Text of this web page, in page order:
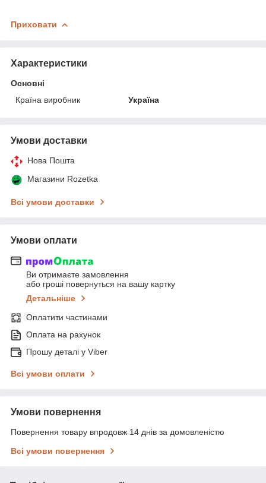
Приховати
Характеристики
Основні
Країна виробник
Україна
Умови доставки
Нова Пошта
Магазини Rozetka
Всі умови доставки
Умови оплати
Ви отримаєте замовлення
або гроші повернуться на вашу картку
Детальніше
Оплатити частинами
Оплата на рахунок
Прошу деталі у Viber
Всі умови оплати
Умови повернення
Повернення товару впродовж 14 днів за домовленістю
Всі умови повернення